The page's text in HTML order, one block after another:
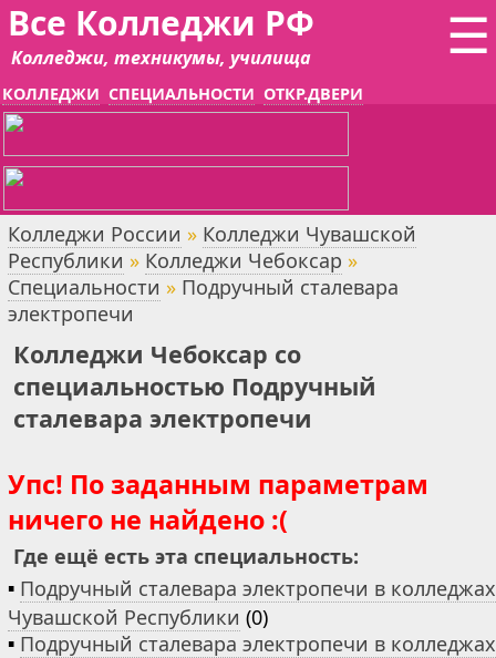
☰
Все Колледжи РФ
Колледжи, техникумы, училища
КОЛЛЕДЖИ СПЕЦИАЛЬНОСТИ ОТКР.ДВЕРИ
Колледжи России » Колледжи Чувашской
Республики » Колледжи Чебоксар »
Специальности » Подручный сталевара
электропечи
Колледжи Чебоксар со
специальностью Подручный
сталевара электропечи
Упс! По заданным параметрам
ничего не найдено :(
Где ещё есть эта специальность:
▪ Подручный сталевара электропечи в колледжах
Чувашской Республики (0)
▪ Подручный сталевара электропечи в колледжах